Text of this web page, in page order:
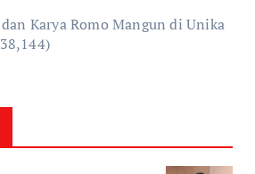
Karya Romo Mangun di Unika